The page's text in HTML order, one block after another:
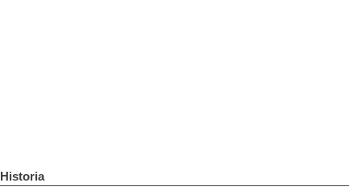
Historia